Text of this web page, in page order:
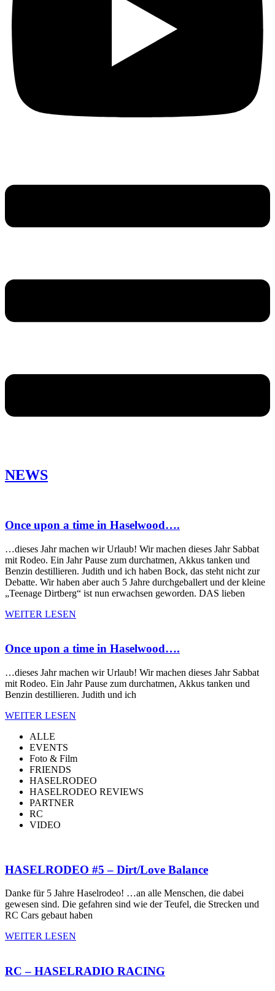
NEWS
Once upon a time in Haselwood….
…dieses Jahr machen wir Urlaub! Wir machen dieses Jahr Sabbat
mit Rodeo. Ein Jahr Pause zum durchatmen, Akkus tanken und
Benzin destillieren. Judith und ich haben Bock, das steht nicht zur
Debatte. Wir haben aber auch 5 Jahre durchgeballert und der kleine
„Teenage Dirtberg“ ist nun erwachsen geworden. DAS lieben
WEITER LESEN
Once upon a time in Haselwood….
…dieses Jahr machen wir Urlaub! Wir machen dieses Jahr Sabbat
mit Rodeo. Ein Jahr Pause zum durchatmen, Akkus tanken und
Benzin destillieren. Judith und ich
WEITER LESEN
ALLE
EVENTS
Foto & Film
FRIENDS
HASELRODEO
HASELRODEO REVIEWS
PARTNER
RC
VIDEO
HASELRODEO #5 – Dirt/Love Balance
Danke für 5 Jahre Haselrodeo! …an alle Menschen, die dabei
gewesen sind. Die gefahren sind wie der Teufel, die Strecken und
RC Cars gebaut haben
WEITER LESEN
RC – HASELRADIO RACING